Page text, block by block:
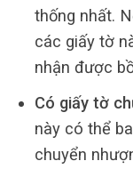
thống nhất.
các giấy tờ
nhận được
Có giấy tờ
này có thể
chuyển